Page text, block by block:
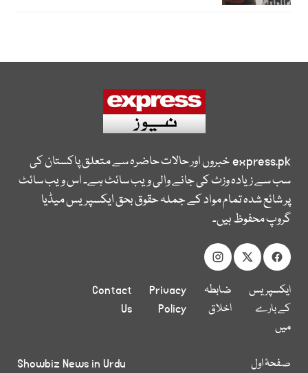
express.pkخبروں اور حالات حاضرہ سے متعلق پاکستان کی
سب سے زیادہ وزٹ کی جانے والی ویب سائٹ ہے۔ اس ویب سائٹ
پر شائع شدہ تمام مواد کے جملہ حقوق بحق ایکسپریس میڈیا
گروپ محفوظ ہیں۔
ایکسپریس
کے بارے
میں
ضابطہ
اخلاق
Privacy
Policy
Contact
Us
صفحۂ اول
Showbiz News in Urdu